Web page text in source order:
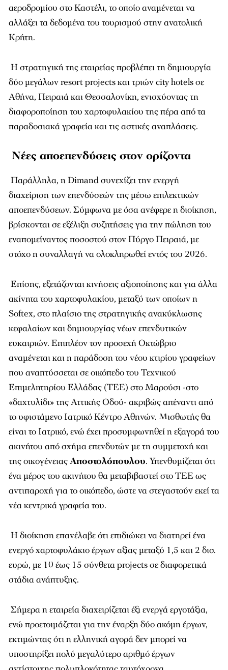
αεροδρομίου στο Καστέλι, το οποίο αναμένεται να
αλλάξει τα δεδομένα του τουρισμού στην ανατολική
Κρήτη.
Η στρατηγική της εταιρείας προβλέπει τη δημιουργία
δύο μεγάλων resort projects και τριών city hotels σε
Αθήνα, Πειραιά και Θεσσαλονίκη, ενισχύοντας τη
διαφοροποίηση του χαρτοφυλακίου της πέρα από τα
παραδοσιακά γραφεία και τις αστικές αναπλάσεις.
Νέες αποεπενδύσεις στον ορίζοντα
Παράλληλα, η Dimand συνεχίζει την ενεργή
διαχείριση των επενδύσεών της μέσω επιλεκτικών
αποεπενδύσεων. Σύμφωνα με όσα ανέφερε η διοίκηση,
βρίσκονται σε εξέλιξη συζητήσεις για την πώληση του
εναπομείναντος ποσοστού στον Πύργο Πειραιά, με
στόχο η συναλλαγή να ολοκληρωθεί εντός του 2026.
Επίσης, εξετάζονται κινήσεις αξιοποίησης και για άλλα
ακίνητα του χαρτοφυλακίου, μεταξύ των οποίων η
Softex, στο πλαίσιο της στρατηγικής ανακύκλωσης
κεφαλαίων και δημιουργίας νέων επενδυτικών
ευκαιριών. Επιπλέον τον προσεχή Οκτώβριο
αναμένεται και η παράδοση του νέου κτιρίου γραφείων
που αναπτύσσεται σε οικόπεδο του Τεχνικού
Επιμελητηρίου Ελλάδας (ΤΕΕ) στο Μαρούσι -στο
«δαχτυλίδι» της Αττικής Οδού- ακριβώς απέναντι από
το υφιστάμενο Ιατρικό Κέντρο Αθηνών. Μισθωτής θα
είναι το Ιατρικό, ενώ έχει προσυμφωνηθεί η εξαγορά του
ακινήτου από σχήμα επενδυτών με τη συμμετοχή και
της οικογένειαςΑποστολόπουλου. Υπενθυμίζεται ότι
ένα μέρος του ακινήτου θα μεταβιβαστεί στο ΤΕΕ ως
αντιπαροχή για το οικόπεδο, ώστε να στεγαστούν εκεί τα
νέα κεντρικά γραφεία του.
Η διοίκηση επανέλαβε ότι επιδιώκει να διατηρεί ένα
ενεργό χαρτοφυλάκιο έργων αξίας μεταξύ 1,5 και 2 δισ.
ευρώ, με 10 έως 15 σύνθετα projects σε διαφορετικά
στάδια ανάπτυξης.
Σήμερα η εταιρεία διαχειρίζεται έξι ενεργά εργοτάξια,
ενώ προετοιμάζεται για την έναρξη δύο ακόμη έργων,
εκτιμώντας ότι η ελληνική αγορά δεν μπορεί να
υποστηρίξει πολύ μεγαλύτερο αριθμό έργων